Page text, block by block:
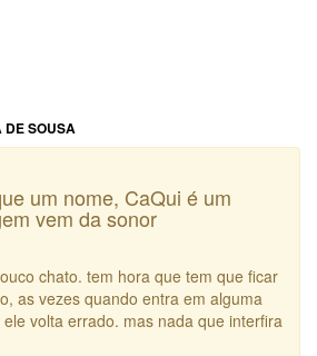
SOUSA
um nome, CaQui é um
vem da sonor
chato. tem hora que tem que ficar
as vezes quando entra em alguma
volta errado. mas nada que interfira